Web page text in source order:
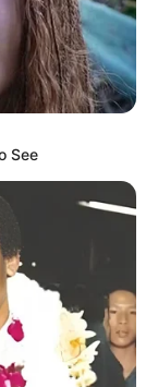
uma bolsa de
e crochê
See